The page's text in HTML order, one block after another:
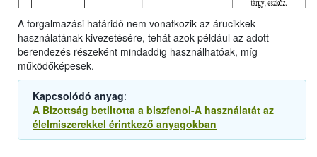
A forgalmazási határidő nem vonatkozik az árucikkek
használatának kivezetésére, tehát azok például az adott
berendezés részeként mindaddig használhatóak, míg
működőképesek.
Kapcsolódó anyag:
A Bizottság betiltotta a biszfenol-A használatát az
élelmiszerekkel érintkező anyagokban